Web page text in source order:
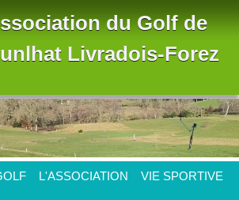
du Golf de
Livradois-Forez
L'ASSOCIATION VIE SPORTIVE
cookies